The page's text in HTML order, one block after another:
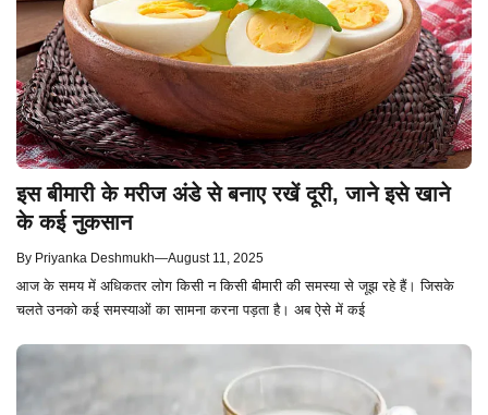
इस बीमारी के मरीज अंडे से बनाए रखें दूरी, जाने इसे खाने
के कई नुकसान
By Priyanka Deshmukh—August 11, 2025
आज के समय में अधिकतर लोग किसी न किसी बीमारी की समस्या से जूझ रहे हैं। जिसके
चलते उनको कई समस्याओं का सामना करना पड़ता है। अब ऐसे में कई